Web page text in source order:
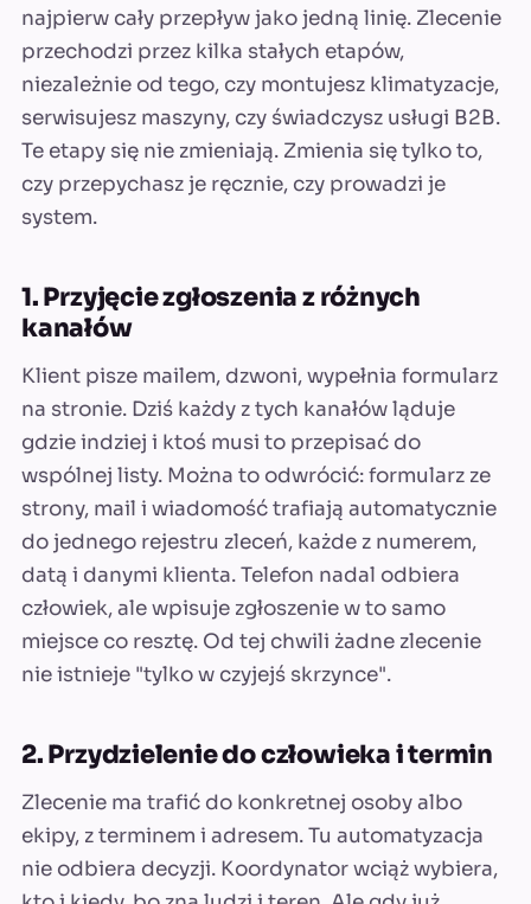
najpierw cały przepływ jako jedną linię. Zlecenie
przechodzi przez kilka stałych etapów,
niezależnie od tego, czy montujesz klimatyzacje,
serwisujesz maszyny, czy świadczysz usługi B2B.
Te etapy się nie zmieniają. Zmienia się tylko to,
czy przepychasz je ręcznie, czy prowadzi je
system.
1. Przyjęcie zgłoszenia z różnych
kanałów
Klient pisze mailem, dzwoni, wypełnia formularz
na stronie. Dziś każdy z tych kanałów ląduje
gdzie indziej i ktoś musi to przepisać do
wspólnej listy. Można to odwrócić: formularz ze
strony, mail i wiadomość trafiają automatycznie
do jednego rejestru zleceń, każde z numerem,
datą i danymi klienta. Telefon nadal odbiera
człowiek, ale wpisuje zgłoszenie w to samo
miejsce co resztę. Od tej chwili żadne zlecenie
nie istnieje "tylko w czyjejś skrzynce".
2. Przydzielenie do człowieka i termin
Zlecenie ma trafić do konkretnej osoby albo
ekipy, z terminem i adresem. Tu automatyzacja
nie odbiera decyzji. Koordynator wciąż wybiera,